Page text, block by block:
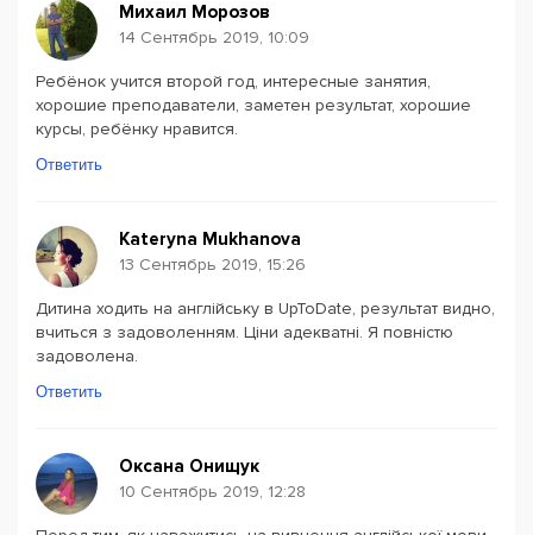
Михаил Морозов
14 Сентябрь 2019, 10:09
Ребёнок учится второй год, интересные занятия,
хорошие преподаватели, заметен результат, хорошие
курсы, ребёнку нравится.
Ответить
Kateryna Mukhanova
13 Сентябрь 2019, 15:26
Дитина ходить на англійську в UpToDate, результат видно,
вчиться з задоволенням. Ціни адекватні. Я повністю
задоволена.
Ответить
Оксана Онищук
10 Сентябрь 2019, 12:28